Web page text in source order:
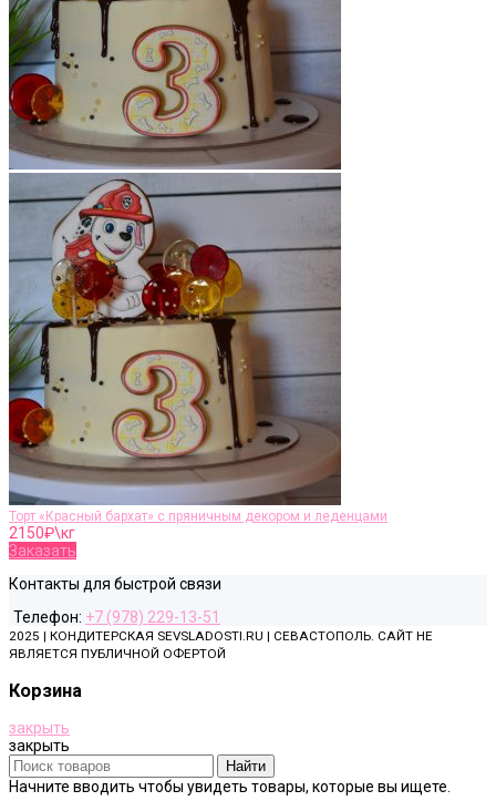
Торт «Красный бархат» с пряничным декором и леденцами
2150₽\кг
Заказать
Контакты для быстрой связи
Телефон: +7 (978) 229-13-51
2025 | КОНДИТЕРСКАЯ SEVSLADOSTI.RU | СЕВАСТОПОЛЬ. САЙТ НЕ
ЯВЛЯЕТСЯ ПУБЛИЧНОЙ ОФЕРТОЙ
Корзина
закрыть
закрыть
Найти
Начните вводить чтобы увидеть товары, которые вы ищете.